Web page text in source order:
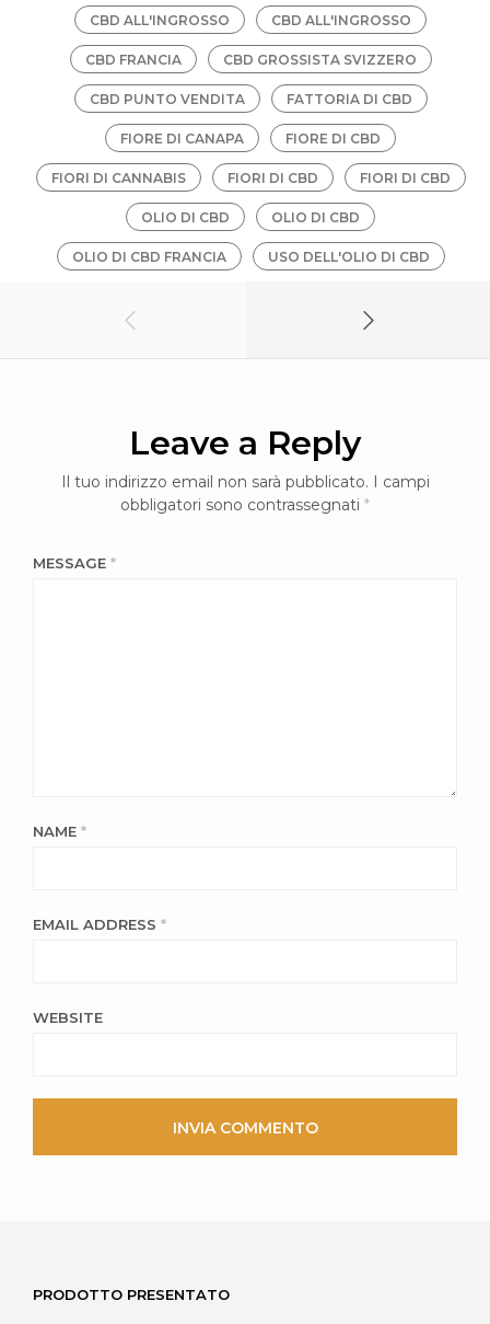
CBD ALL'INGROSSO CBD ALL'INGROSSO
CBD FRANCIA CBD GROSSISTA SVIZZERO
CBD PUNTO VENDITA FATTORIA DI CBD
FIORE DI CANAPA FIORE DI CBD
FIORI DI CANNABIS FIORI DI CBD FIORI DI CBD
OLIO DI CBD OLIO DI CBD
OLIO DI CBD FRANCIA USO DELL'OLIO DI CBD
Leave a Reply
Il tuo indirizzo email non sarà pubblicato. I campi
obbligatori sono contrassegnati *
MESSAGE *
NAME *
EMAIL ADDRESS *
WEBSITE
PRODOTTO PRESENTATO